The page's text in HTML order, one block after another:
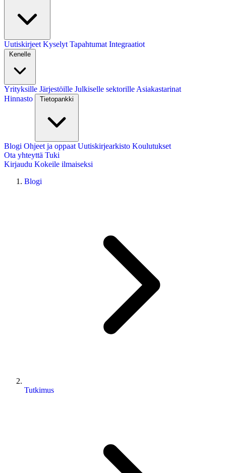
Uutiskirjeet Kyselyt Tapahtumat Integraatiot
Kenelle
Yrityksille Järjestöille Julkiselle sektorille Asiakastarinat
Hinnasto
Tietopankki
Blogi Ohjeet ja oppaat Uutiskirjearkisto Koulutukset
Ota yhteyttä Tuki
Kirjaudu Kokeile ilmaiseksi
Blogi
Tutkimus